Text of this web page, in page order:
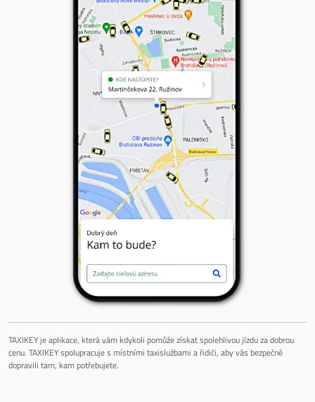
TAXIKEY je aplikace, která vám kdykoli pomůže získat spolehlivou jízdu za dobrou
cenu. TAXIKEY spolupracuje s místními taxislužbami a řidiči, aby vás bezpečně
dopravili tam, kam potřebujete.